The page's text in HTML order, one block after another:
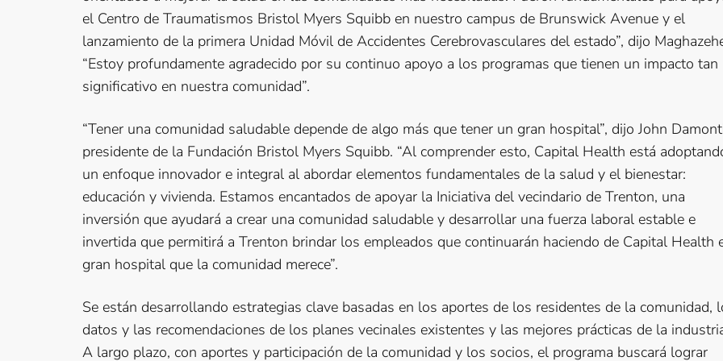
el Centro de Traumatismos Bristol Myers Squibb en nuestro campus de Brunswick Avenue y el
lanzamiento de la primera Unidad Móvil de Accidentes Cerebrovasculares del estado”, dijo
“Estoy profundamente agradecido por su continuo apoyo a los programas que tienen un impacto tan
significativo en nuestra comunidad”.
“Tener una comunidad saludable depende de algo más que tener un gran hospital”, dijo John
presidente de la Fundación Bristol Myers Squibb. “Al comprender esto, Capital Health está
un enfoque innovador e integral al abordar elementos fundamentales de la salud y el bienestar:
educación y vivienda. Estamos encantados de apoyar la Iniciativa del vecindario de Trenton, una
inversión que ayudará a crear una comunidad saludable y desarrollar una fuerza laboral estable e
invertida que permitirá a Trenton brindar los empleados que continuarán haciendo de Capital Health
gran hospital que la comunidad merece”.
Se están desarrollando estrategias clave basadas en los aportes de los residentes de la comunidad,
datos y las recomendaciones de los planes vecinales existentes y las mejores prácticas de la
A largo plazo, con aportes y participación de la comunidad y los socios, el programa buscará lograr